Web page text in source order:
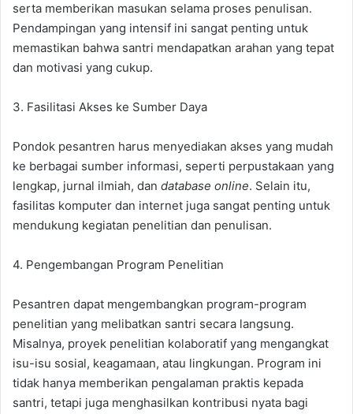
serta memberikan masukan selama proses penulisan.
Pendampingan yang intensif ini sangat penting untuk
memastikan bahwa santri mendapatkan arahan yang tepat
dan motivasi yang cukup.
3. Fasilitasi Akses ke Sumber Daya
Pondok pesantren harus menyediakan akses yang mudah
ke berbagai sumber informasi, seperti perpustakaan yang
lengkap, jurnal ilmiah, dan database online. Selain itu,
fasilitas komputer dan internet juga sangat penting untuk
mendukung kegiatan penelitian dan penulisan.
4. Pengembangan Program Penelitian
Pesantren dapat mengembangkan program-program
penelitian yang melibatkan santri secara langsung.
Misalnya, proyek penelitian kolaboratif yang mengangkat
isu-isu sosial, keagamaan, atau lingkungan. Program ini
tidak hanya memberikan pengalaman praktis kepada
santri, tetapi juga menghasilkan kontribusi nyata bagi